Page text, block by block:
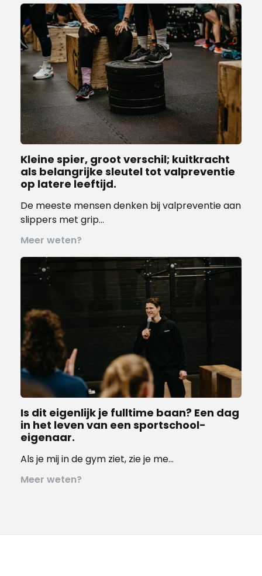
Kleine spier, groot verschil; kuitkracht
als belangrijke sleutel tot valpreventie
op latere leeftijd.
De meeste mensen denken bij valpreventie aan
slippers met grip…
Meer weten?
Is dit eigenlijk je fulltime baan? ­­­Een dag
in het leven van een sportschool-
eigenaar.
Als je mij in de gym ziet, zie je me…
Meer weten?